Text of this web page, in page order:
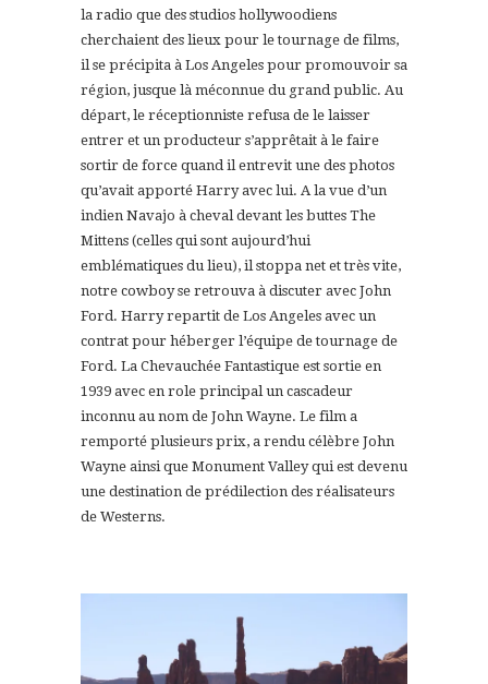
la radio que des studios hollywoodiens
cherchaient des lieux pour le tournage de films,
il se précipita à Los Angeles pour promouvoir sa
région, jusque là méconnue du grand public. Au
départ, le réceptionniste refusa de le laisser
entrer et un producteur s’apprêtait à le faire
sortir de force quand il entrevit une des photos
qu’avait apporté Harry avec lui. A la vue d’un
indien Navajo à cheval devant les buttes The
Mittens (celles qui sont aujourd’hui
emblématiques du lieu), il stoppa net et très vite,
notre cowboy se retrouva à discuter avec John
Ford. Harry repartit de Los Angeles avec un
contrat pour héberger l’équipe de tournage de
Ford. La Chevauchée Fantastique est sortie en
1939 avec en role principal un cascadeur
inconnu au nom de John Wayne. Le film a
remporté plusieurs prix, a rendu célèbre John
Wayne ainsi que Monument Valley qui est devenu
une destination de prédilection des réalisateurs
de Westerns.